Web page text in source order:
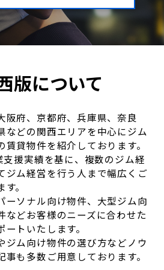
版について
阪府、京都府、兵庫県、奈良
などの関西エリアを中心にジム
貸物件を紹介しております。
援実績を基に、複数のジム経
ジム経営を行う人まで幅広くご
。
ーソナル向け物件、大型ジム向
などお客様のニーズに合わせた
トいたします。
ジム向け物件の選び方などノウ
も多数ご用意しております。